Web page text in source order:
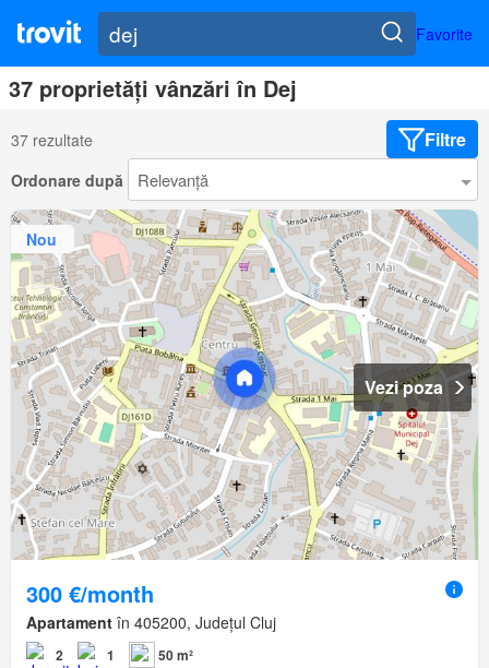
Favorite
37 proprietăți vânzări în Dej
37 rezultate Filtre
Ordonare după
Nou
Vezi poza
300 €/month
Apartament în 405200, Județul Cluj
2 1
50 m²